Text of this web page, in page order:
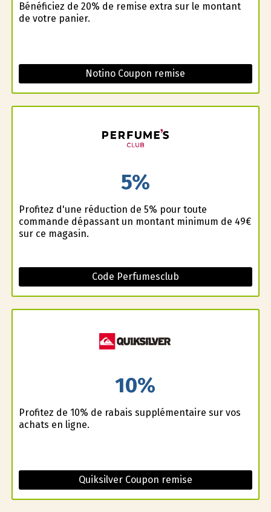
Bénéficiez de 20% de remise extra sur le montant
de votre panier.
Notino Coupon remise
5%
Profitez d'une réduction de 5% pour toute
commande dépassant un montant minimum de 49€
sur ce magasin.
Code Perfumesclub
10%
Profitez de 10% de rabais supplémentaire sur vos
achats en ligne.
Quiksilver Coupon remise